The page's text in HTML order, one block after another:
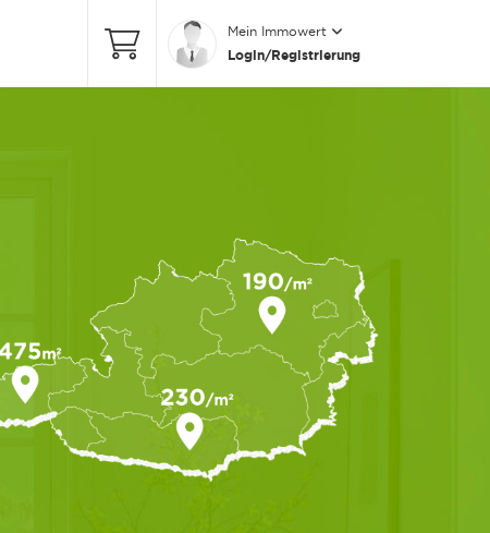
Mein Immowert
Login/Registrierung